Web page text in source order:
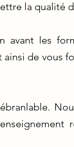
la qualité
les
de vous